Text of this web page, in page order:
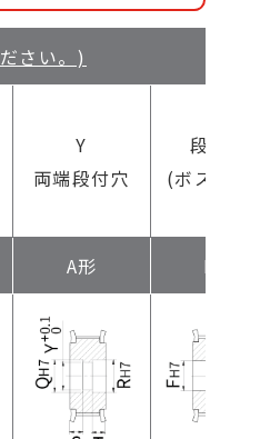
さい。)
Y
両端段付穴
段付穴
(ボス側ザグ
A形 B形